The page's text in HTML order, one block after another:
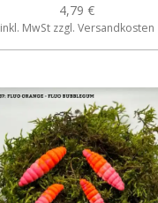
4,79 €
inkl. MwSt zzgl. Versandkosten